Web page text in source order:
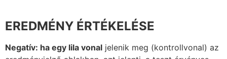
EREDMÉNY ÉRTÉKELÉSE
Negatív: ha egy lila vonal jelenik meg (kontrollvonal) az